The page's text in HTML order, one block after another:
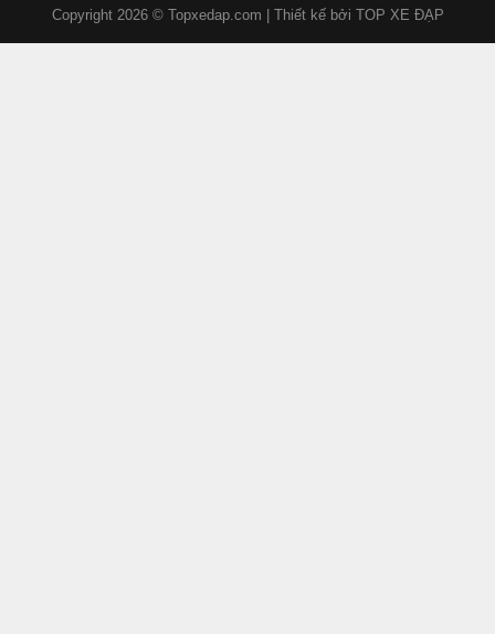
Copyright 2026 © Topxedap.com | Thiết kế bởi TOP XE ĐẠP